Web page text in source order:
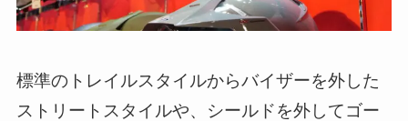
標準のトレイルスタイルからバイザーを外した
ストリートスタイルや、シールドを外してゴー